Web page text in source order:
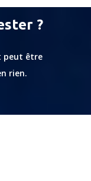
?
peut être
rien.